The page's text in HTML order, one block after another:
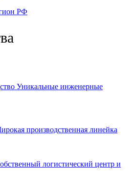
Уникальные инженерные
производственная линейка
логистический центр и